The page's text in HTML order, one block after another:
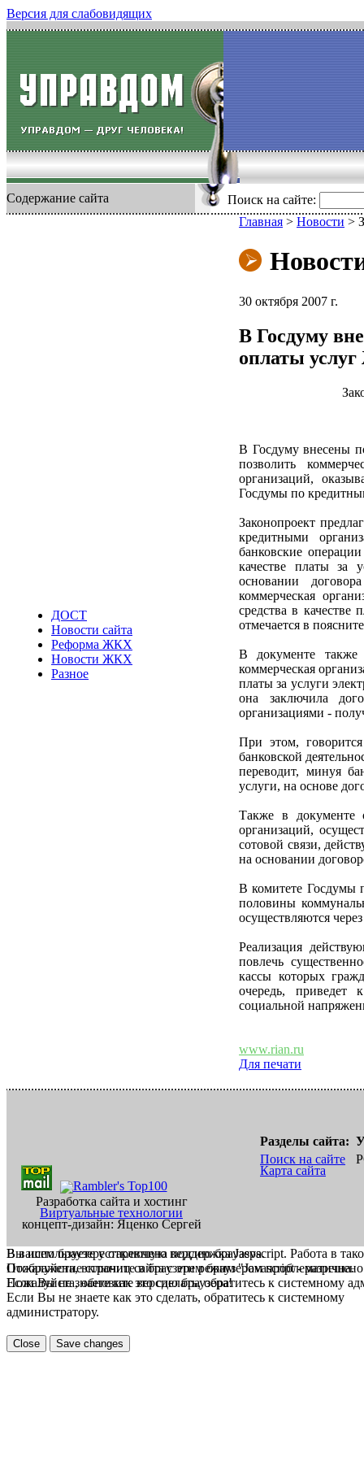
Версия для слабовидящих
Содержание сайта Поиск на сайте:
ДОСТ
Новости сайта
Реформа ЖКХ
Новости ЖКХ
Разное
Главная > Новости >
30 октября 2007 г.
В Госдуму
оплаты
В Госдуму внесены
позволить
организаций,
Госдумы по
Законопроект
кредитными
банковские
качестве платы за
основании
коммерческая
средства в
отмечается в
В документе также
коммерческая
платы за услуги
она заключила
организациями -
При этом,
банковской
переводит, минуя
услуги, на основе
Также в документе
организаций,
сотовой связи,
на основании
В комитете Госдумы
половины
осуществляются
Реализация
повлечь
кассы которых
очередь,
социальной
www.rian.ru
Для печати
Разработка сайта и хостинг
Виртуальные технологии
концепт-дизайн: Яценко Сергей
Разделы сайта:
Поиск на сайте
Карта сайта
В вашем браузере отключена поддержка Jasvscript. Работа в
Пожалуйста, включите в браузере режим "Javascript -
Если Вы не знаете как это сделать, обратитесь к системному
Вы используете устаревшую версию браузера.
Отображение страниц сайта с этим браузером проблематична.
Пожалуйста, обновите версию браузера!
Если Вы не знаете как это сделать, обратитесь к системному
администратору.
Close Save changes